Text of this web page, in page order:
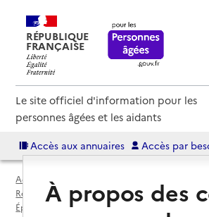
RÉPUBLIQUE
FRANÇAISE
Le site officiel d'information pour les
personnes âgées et les aidants
Accès aux annuaires Accès par
Accueil
Résidences autonomie par département
Épinal
Résidence autonomie Bon Repos
À propos des